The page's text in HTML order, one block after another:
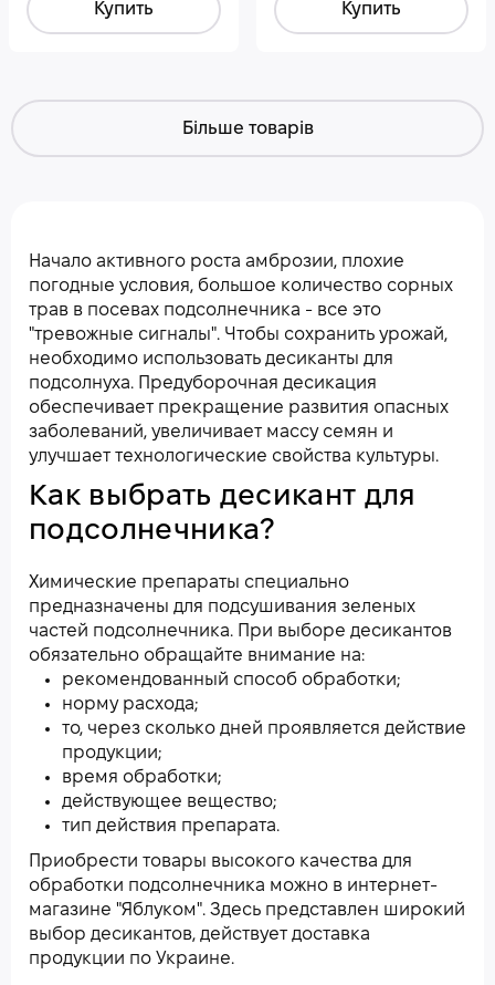
Купить Купить
Більше товарів
Начало активного роста амброзии, плохие
погодные условия, большое количество сорных
трав в посевах подсолнечника - все это
"тревожные сигналы". Чтобы сохранить урожай,
необходимо использовать десиканты для
подсолнуха. Предуборочная десикация
обеспечивает прекращение развития опасных
заболеваний, увеличивает массу семян и
улучшает технологические свойства культуры.
Как выбрать десикант для
подсолнечника?
Химические препараты специально
предназначены для подсушивания зеленых
частей подсолнечника. При выборе десикантов
обязательно обращайте внимание на:
рекомендованный способ обработки;
норму расхода;
то, через сколько дней проявляется действие
продукции;
время обработки;
действующее вещество;
тип действия препарата.
Приобрести товары высокого качества для
обработки подсолнечника можно в интернет-
магазине "Яблуком". Здесь представлен широкий
выбор десикантов, действует доставка
продукции по Украине.